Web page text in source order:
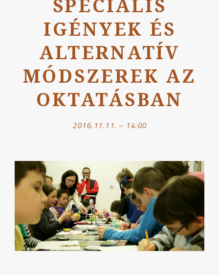
IGÉNYEK ÉS
ALTERNATÍV
MÓDSZEREK AZ
OKTATÁSBAN
2016.11.11. – 14:00